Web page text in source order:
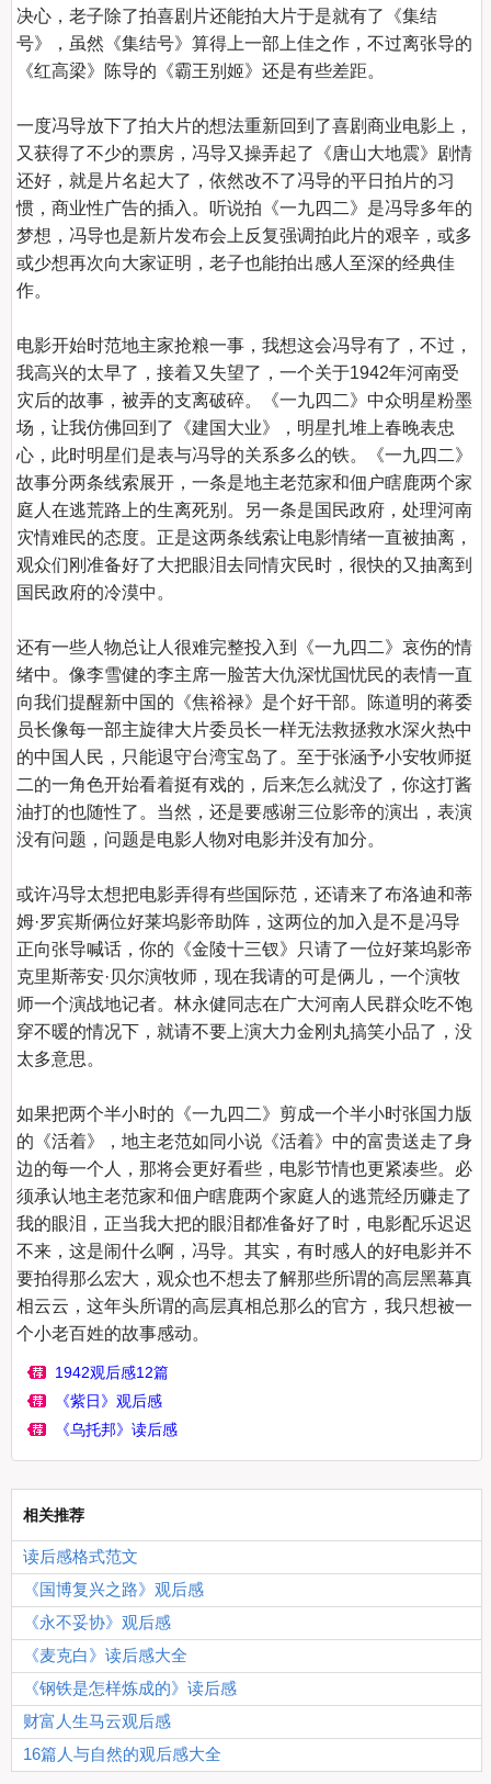
决心，老子除了拍喜剧片还能拍大片于是就有了《集结
号》，虽然《集结号》算得上一部上佳之作，不过离张导的
《红高梁》陈导的《霸王别姬》还是有些差距。
一度冯导放下了拍大片的想法重新回到了喜剧商业电影上，
又获得了不少的票房，冯导又操弄起了《唐山大地震》剧情
还好，就是片名起大了，依然改不了冯导的平日拍片的习
惯，商业性广告的插入。听说拍《一九四二》是冯导多年的
梦想，冯导也是新片发布会上反复强调拍此片的艰辛，或多
或少想再次向大家证明，老子也能拍出感人至深的经典佳
作。
电影开始时范地主家抢粮一事，我想这会冯导有了，不过，
我高兴的太早了，接着又失望了，一个关于1942年河南受
灾后的故事，被弄的支离破碎。《一九四二》中众明星粉墨
场，让我仿佛回到了《建国大业》，明星扎堆上春晚表忠
心，此时明星们是表与冯导的关系多么的铁。《一九四二》
故事分两条线索展开，一条是地主老范家和佃户瞎鹿两个家
庭人在逃荒路上的生离死别。另一条是国民政府，处理河南
灾情难民的态度。正是这两条线索让电影情绪一直被抽离，
观众们刚准备好了大把眼泪去同情灾民时，很快的又抽离到
国民政府的冷漠中。
还有一些人物总让人很难完整投入到《一九四二》哀伤的情
绪中。像李雪健的李主席一脸苦大仇深忧国忧民的表情一直
向我们提醒新中国的《焦裕禄》是个好干部。陈道明的蒋委
员长像每一部主旋律大片委员长一样无法救拯救水深火热中
的中国人民，只能退守台湾宝岛了。至于张涵予小安牧师挺
二的一角色开始看着挺有戏的，后来怎么就没了，你这打酱
油打的也随性了。当然，还是要感谢三位影帝的演出，表演
没有问题，问题是电影人物对电影并没有加分。
或许冯导太想把电影弄得有些国际范，还请来了布洛迪和蒂
姆·罗宾斯俩位好莱坞影帝助阵，这两位的加入是不是冯导
正向张导喊话，你的《金陵十三钗》只请了一位好莱坞影帝
克里斯蒂安·贝尔演牧师，现在我请的可是俩儿，一个演牧
师一个演战地记者。林永健同志在广大河南人民群众吃不饱
穿不暖的情况下，就请不要上演大力金刚丸搞笑小品了，没
太多意思。
如果把两个半小时的《一九四二》剪成一个半小时张国力版
的《活着》，地主老范如同小说《活着》中的富贵送走了身
边的每一个人，那将会更好看些，电影节情也更紧凑些。必
须承认地主老范家和佃户瞎鹿两个家庭人的逃荒经历赚走了
我的眼泪，正当我大把的眼泪都准备好了时，电影配乐迟迟
不来，这是闹什么啊，冯导。其实，有时感人的好电影并不
要拍得那么宏大，观众也不想去了解那些所谓的高层黑幕真
相云云，这年头所谓的高层真相总那么的官方，我只想被一
1942观后感12篇
《紫日》观后感
《乌托邦》读后感
相关推荐
读后感格式范文
《国博复兴之路》观后感
《永不妥协》观后感
《麦克白》读后感大全
《钢铁是怎样炼成的》读后感
财富人生马云观后感
16篇人与自然的观后感大全